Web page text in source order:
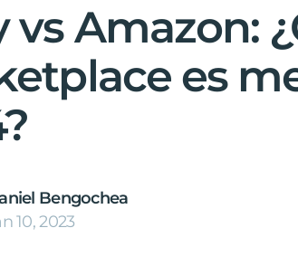
vs Amazon:
es
Bengochea
10, 2023